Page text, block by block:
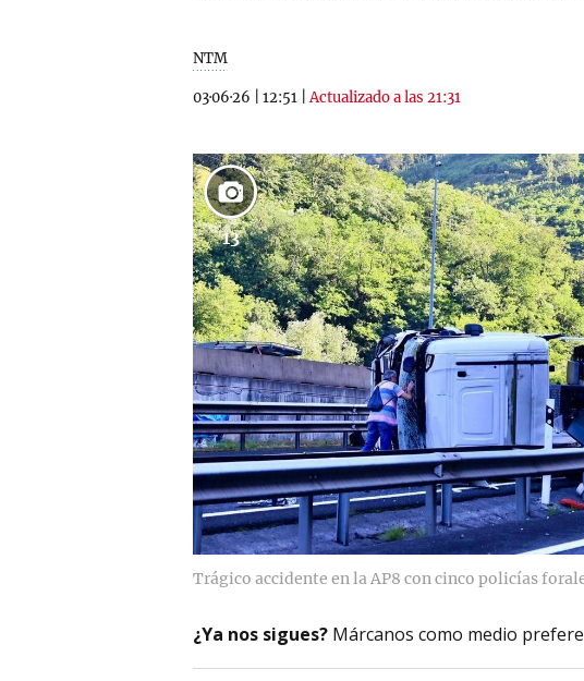
NTM
03·06·26 12:51 |Actualizado a las 21:31
13
Trágico accidente en la AP8 con cinco policías
¿Ya nos sigues? Márcanos como medio